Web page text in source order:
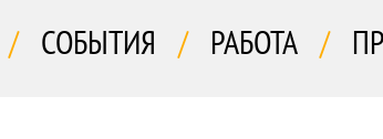
/ СОБЫТИЯ / РАБОТА /